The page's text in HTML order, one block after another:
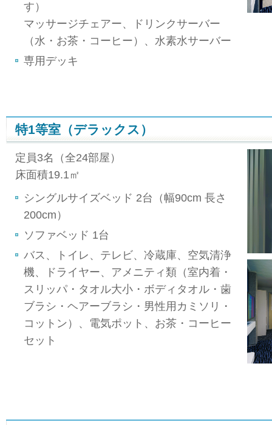
す）
マッサージチェアー、ドリンクサーバー
（水・お茶・コーヒー）、水素水サーバー
専用デッキ
特1等室（デラックス）
定員3名（全24部屋）
床面積19.1㎡
シングルサイズベッド 2台（幅90cm 長さ
200cm）
ソファベッド 1台
バス、トイレ、テレビ、冷蔵庫、空気清浄
機、ドライヤー、アメニティ類（室内着・
スリッパ・タオル大小・ボディタオル・歯
ブラシ・ヘアーブラシ・男性用カミソリ・
コットン）、電気ポット、お茶・コーヒー
セット